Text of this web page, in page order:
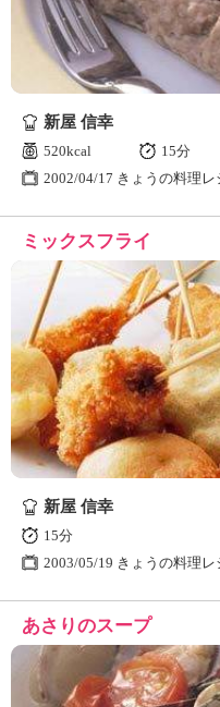
新屋 信幸
520kcal
15分
2002/04/17 きょうの料理レ
ミックスフライ
新屋 信幸
15分
2003/05/19 きょうの料理レ
あさりのスープ